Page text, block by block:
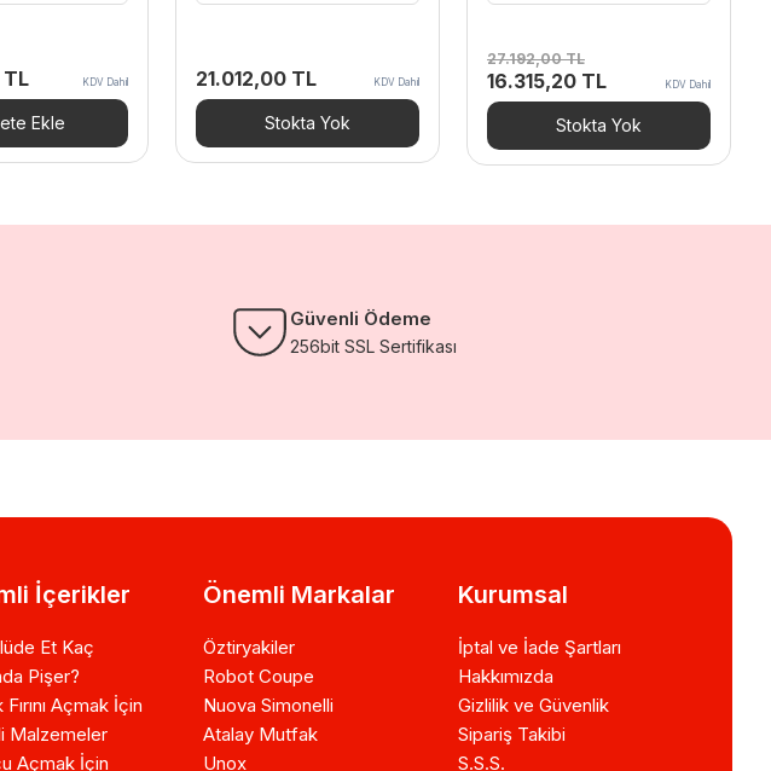
TL KDV Dahil
Ekle
21.012,00 TL KDV Dahil
Stokta Yok
27.192,00TL
Orijinal
fiyat:
27.192,00 TL.
16.315,20 TLŞu
andaki
fiyat:
16.315,20 TL.
KDV Dahil
Stokta Yok
Güvenli Ödeme
256bit SSL Sertifikası
İçerikler
Et Kaç
Pişer?
Açmak İçin
Malzemeler
Açmak İçin
Önemli Markalar
Öztiryakiler
Robot Coupe
Nuova Simonelli
Atalay Mutfak
Unox
Kurumsal
İptal ve İade Şartları
Hakkımızda
Gizlilik ve Güvenlik
Sipariş Takibi
S.S.S.